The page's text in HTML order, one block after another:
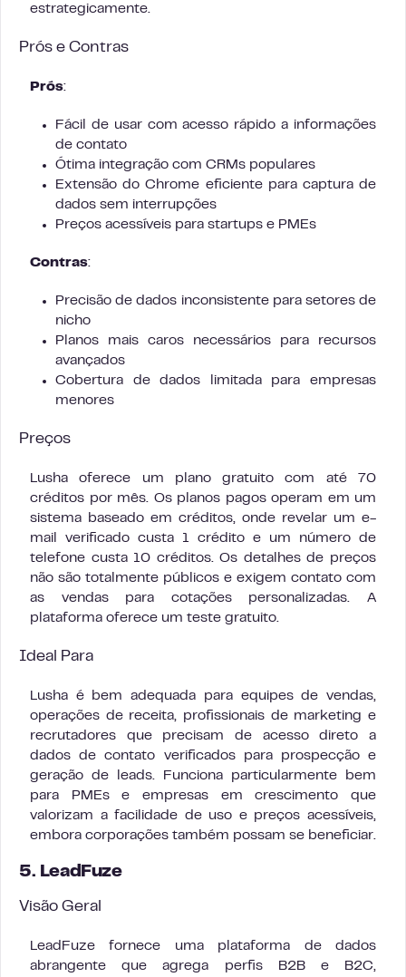
estrategicamente.
Prós e Contras
Prós:
Fácil de usar com acesso rápido a informações
de contato
Ótima integração com CRMs populares
Extensão do Chrome eficiente para captura de
dados sem interrupções
Preços acessíveis para startups e PMEs
Contras:
Precisão de dados inconsistente para setores de
nicho
Planos mais caros necessários para recursos
avançados
Cobertura de dados limitada para empresas
menores
Preços
Lusha oferece um plano gratuito com até 70
créditos por mês. Os planos pagos operam em um
sistema baseado em créditos, onde revelar um e-
mail verificado custa 1 crédito e um número de
telefone custa 10 créditos. Os detalhes de preços
não são totalmente públicos e exigem contato com
as vendas para cotações personalizadas. A
plataforma oferece um teste gratuito.
Ideal Para
Lusha é bem adequada para equipes de vendas,
operações de receita, profissionais de marketing e
recrutadores que precisam de acesso direto a
dados de contato verificados para prospecção e
geração de leads. Funciona particularmente bem
para PMEs e empresas em crescimento que
valorizam a facilidade de uso e preços acessíveis,
embora corporações também possam se beneficiar.
5. LeadFuze
Visão Geral
LeadFuze fornece uma plataforma de dados
abrangente que agrega perfis B2B e B2C,